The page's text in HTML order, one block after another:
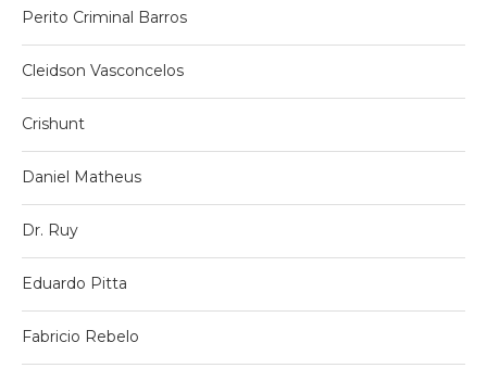
Perito Criminal Barros
Cleidson Vasconcelos
Crishunt
Daniel Matheus
Dr. Ruy
Eduardo Pitta
Fabricio Rebelo